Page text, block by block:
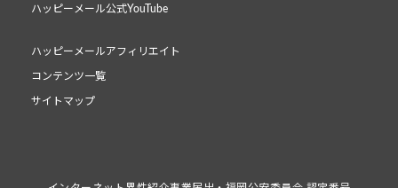
ハッピーメール公式YouTube
ハッピーメールアフィリエイト
コンテンツ一覧
サイトマップ